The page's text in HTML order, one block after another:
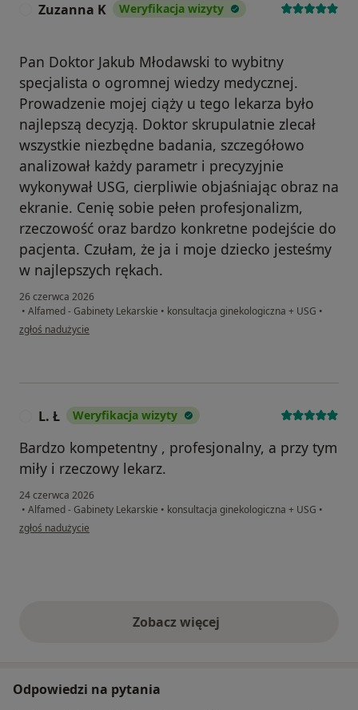
Zuzanna K Weryfikacja wizyty
Pan Doktor Jakub Młodawski to wybitny
specjalista o ogromnej wiedzy medycznej.
Prowadzenie mojej ciąży u tego lekarza było
najlepszą decyzją. Doktor skrupulatnie zlecał
wszystkie niezbędne badania, szczegółowo
analizował każdy parametr i precyzyjnie
wykonywał USG, cierpliwie objaśniając obraz na
ekranie. Cenię sobie pełen profesjonalizm,
rzeczowość oraz bardzo konkretne podejście do
pacjenta. Czułam, że ja i moje dziecko jesteśmy
w najlepszych rękach.
26 czerwca 2026
• Alfamed - Gabinety Lekarskie • konsultacja ginekologiczna + USG •
w opinii użytkownika Zuzanna K
zgłoś nadużycie
L. Ł Weryfikacja wizyty
Bardzo kompetentny , profesjonalny, a przy tym
miły i rzeczowy lekarz.
24 czerwca 2026
• Alfamed - Gabinety Lekarskie • konsultacja ginekologiczna + USG •
w opinii użytkownika L. Ł
zgłoś nadużycie
Zobacz więcejopinie powyżej
Odpowiedzi na pytania